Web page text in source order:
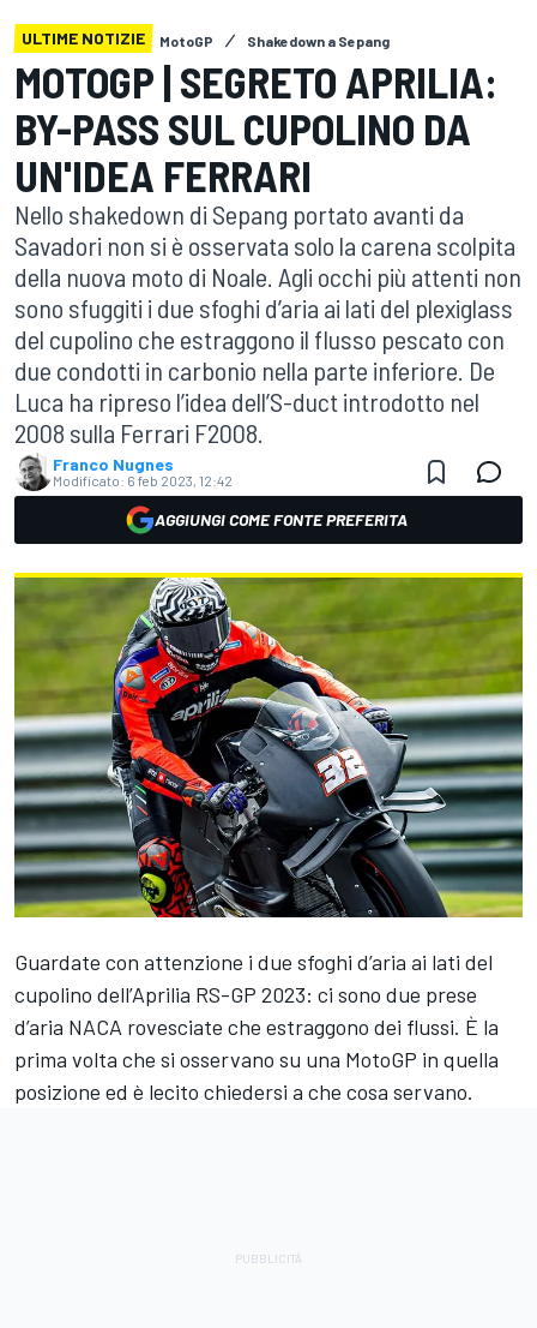
ULTIME NOTIZIE MotoGP Shakedown a Sepang
MOTOGP | SEGRETO APRILIA:
BY-PASS SUL CUPOLINO DA
UN'IDEA FERRARI
Nello shakedown di Sepang portato avanti da
Savadori non si è osservata solo la carena scolpita
della nuova moto di Noale. Agli occhi più attenti non
sono sfuggiti i due sfoghi d’aria ai lati del plexiglass
del cupolino che estraggono il flusso pescato con
due condotti in carbonio nella parte inferiore. De
Luca ha ripreso l’idea dell’S-duct introdotto nel
2008 sulla Ferrari F2008.
Franco Nugnes
Modificato: 6 feb 2023, 12:42
AGGIUNGI COME FONTE PREFERITA
Guardate con attenzione i due sfoghi d’aria ai lati del
cupolino dell’Aprilia RS-GP 2023: ci sono due prese
d’aria NACA rovesciate che estraggono dei flussi. È la
prima volta che si osservano su una MotoGP in quella
posizione ed è lecito chiedersi a che cosa servano.